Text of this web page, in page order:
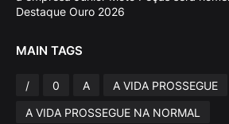
Destaque Ouro 2026
MAIN TAGS
/ 0 A
A VIDA PROSSEGUE
A VIDA PROSSEGUE NA NORMAL